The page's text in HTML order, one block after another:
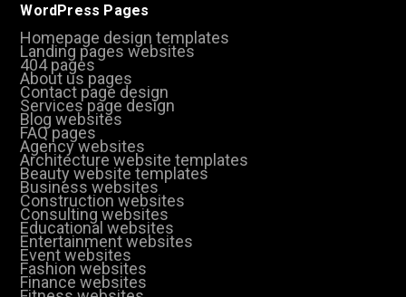
WordPress Pages
Homepage design templates
Landing pages websites
404 pages
About us pages
Contact page design
Services page design
Blog websites
FAQ pages
Agency websites
Architecture website templates
Beauty website templates
Business websites
Construction websites
Consulting websites
Educational websites
Entertainment websites
Event websites
Fashion websites
Finance websites